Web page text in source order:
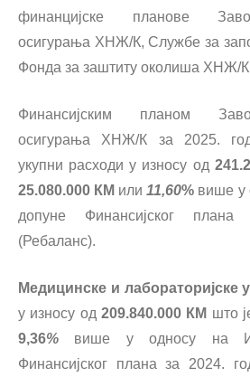
финанцијске планове
осигурања ХНЖ/К, Службе за
Фонда за заштиту околиша ХНЖ/
Финансијским планом
осигурања ХНЖ/К за 2025.
укупни расходи у износу од
25.080.000 КМ или11,60% више у
допуне Финансијског
(Ребаланс).
Медицинске и лабораторијске
у износу од 209.840.000 КМ што
9,36% више у односу на
Финансијског плана за 2024.